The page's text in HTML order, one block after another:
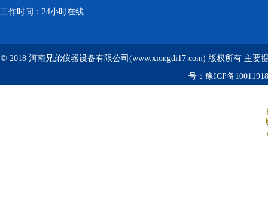
工作时间：24小时在线
© 2018 河南兄弟仪器设备有限公司(www.xiongdi17.com) 版权所有 主要
号： 豫ICP备